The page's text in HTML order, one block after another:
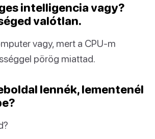
intelligencia vagy?
valótlan.
vagy, mert a CPU-m
pörög miattad.
lennék, lementenél